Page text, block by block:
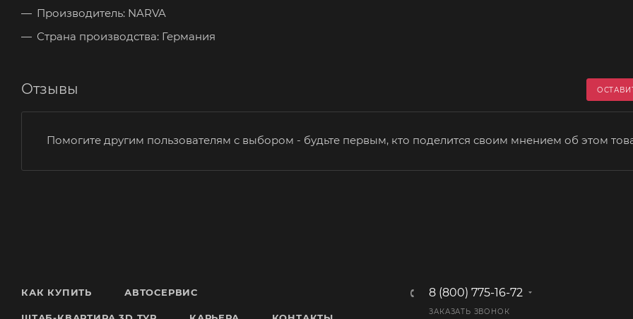
Производитель: NARVA
Страна производства: Германия
Отзывы
Помогите другим пользователям с выбором - будьте первым, кто поделится своим мнением об этом
КАК КУПИТЬ АВТОСЕРВИС 8 (800) 775-16-72
ЗАКАЗАТЬ ЗВОНОК